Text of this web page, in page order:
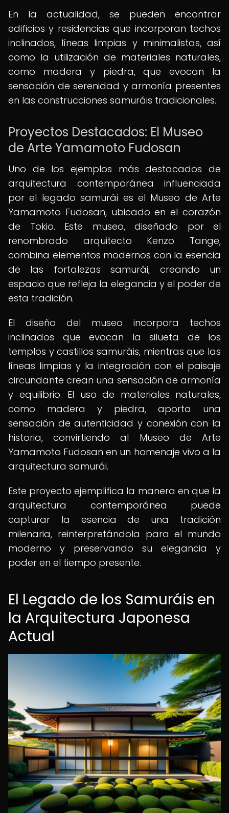
En la actualidad, se pueden encontrar
edificios y residencias que incorporan techos
inclinados, líneas limpias y minimalistas, así
como la utilización de materiales naturales,
como madera y piedra, que evocan la
sensación de serenidad y armonía presentes
en las construcciones samuráis tradicionales.
Proyectos Destacados: El Museo
de Arte Yamamoto Fudosan
Uno de los ejemplos más destacados de
arquitectura contemporánea influenciada
por el legado samurái es el Museo de Arte
Yamamoto Fudosan, ubicado en el corazón
de Tokio. Este museo, diseñado por el
renombrado arquitecto Kenzo Tange,
combina elementos modernos con la esencia
de las fortalezas samurái, creando un
espacio que refleja la elegancia y el poder de
esta tradición.
El diseño del museo incorpora techos
inclinados que evocan la silueta de los
templos y castillos samuráis, mientras que las
líneas limpias y la integración con el paisaje
circundante crean una sensación de armonía
y equilibrio. El uso de materiales naturales,
como madera y piedra, aporta una
sensación de autenticidad y conexión con la
historia, convirtiendo al Museo de Arte
Yamamoto Fudosan en un homenaje vivo a la
arquitectura samurái.
Este proyecto ejemplifica la manera en que la
arquitectura contemporánea puede
capturar la esencia de una tradición
milenaria, reinterpretándola para el mundo
moderno y preservando su elegancia y
poder en el tiempo presente.
El Legado de los Samuráis en
la Arquitectura Japonesa
Actual